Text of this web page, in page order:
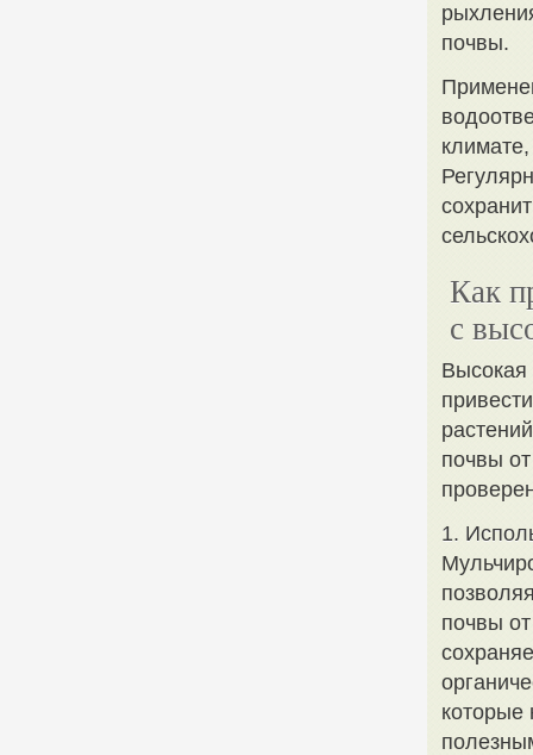
почвы.
Как
с
Высокая
почвы
1.
почвы
которые